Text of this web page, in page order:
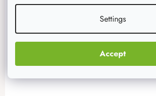
Settings
Accept